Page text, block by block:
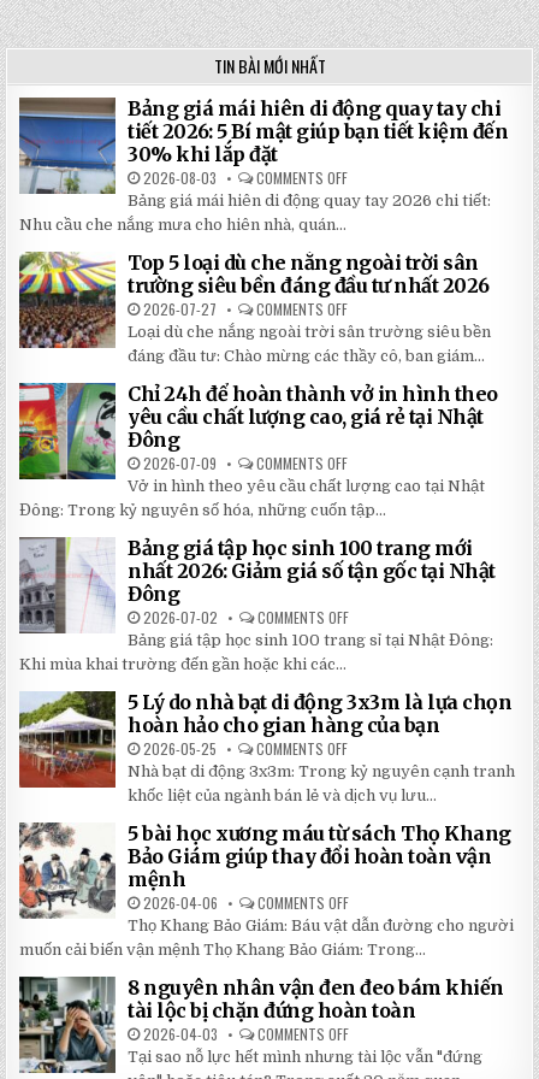
TIN BÀI MỚI NHẤT
Bảng giá mái hiên di động quay tay chi
tiết 2026: 5 Bí mật giúp bạn tiết kiệm đến
30% khi lắp đặt
2026-08-03 COMMENTS OFF
BẢNG
GIÁ
ĐỘNG
QUAY
TAY
TIẾT
2026:
5
BÍ
MẬT
GIÚP
BẠN
TIẾT
KHI
LẮP
ĐẶT
Bảng giá mái hiên di động quay tay 2026 chi tiết:
Nhu cầu che nắng mưa cho hiên nhà, quán...
Top 5 loại dù che nắng ngoài trời sân
trường siêu bền đáng đầu tư nhất 2026
2026-07-27 COMMENTS OFF
TOP
5
LOẠI
DÙ
CHE
NẮNG
NGOÀI
TRỜI
BỀN
ĐÁNG
ĐẦU
NHẤT
2026
Loại dù che nắng ngoài trời sân trường siêu bền
đáng đầu tư: Chào mừng các thầy cô, ban giám...
Chỉ 24h để hoàn thành vở in hình theo
yêu cầu chất lượng cao, giá rẻ tại Nhật
Đông
2026-07-09 COMMENTS OFF
CHỈ
24H
ĐỂ
HOÀN
VỞ
IN
HÌNH
YÊU
CHẤT
LƯỢNG
RẺ
TẠI
NHẬT
ĐÔNG
Vở in hình theo yêu cầu chất lượng cao tại Nhật
Đông: Trong kỷ nguyên số hóa, những cuốn tập...
Bảng giá tập học sinh 100 trang mới
nhất 2026: Giảm giá số tận gốc tại Nhật
Đông
2026-07-02 COMMENTS OFF
BẢNG
GIÁ
100
TRANG
MỚI
2026:
GIẢM
GIÁ
SỐ
TẬN
GỐC
TẠI
NHẬT
Bảng giá tập học sinh 100 trang sỉ tại Nhật Đông:
Khi mùa khai trường đến gần hoặc khi các...
5 Lý do nhà bạt di động 3x3m là lựa chọn
hoàn hảo cho gian hàng của bạn
2026-05-25 COMMENTS OFF
5
LÝ
DO
NHÀ
BẠT
DI
ĐỘNG
3X3M
LỰA
HOÀN
HẢO
CHO
HÀNG
CỦA
BẠN
Nhà bạt di động 3x3m: Trong kỷ nguyên cạnh tranh
khốc liệt của ngành bán lẻ và dịch vụ lưu...
5 bài học xương máu từ sách Thọ Khang
Bảo Giám giúp thay đổi hoàn toàn vận
mệnh
2026-04-06 COMMENTS OFF
5
BÀI
HỌC
XƯƠNG
MÁU
TỪ
SÁCH
THỌ
BẢO
GIÁM
Thọ Khang Bảo Giám: Báu vật dẫn đường cho người
muốn cải biến vận mệnh Thọ Khang Bảo Giám: Trong...
8 nguyên nhân vận đen đeo bám khiến
tài lộc bị chặn đứng hoàn toàn
2026-04-03 COMMENTS OFF
NGUYÊN
Tại sao nỗ lực hết mình nhưng tài lộc vẫn "đứng